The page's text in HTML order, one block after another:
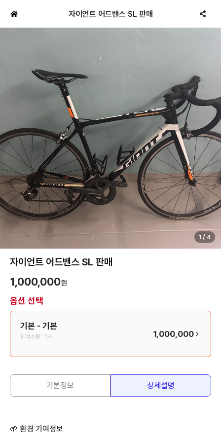
자이언트 어드밴스 SL 판매
1 / 4
자이언트 어드밴스 SL 판매
1,000,000원
옵션 선택
기본 - 기본
잔여수량 : 1개 1,000,000
기본정보 상세설명
🌱 환경 기여정보